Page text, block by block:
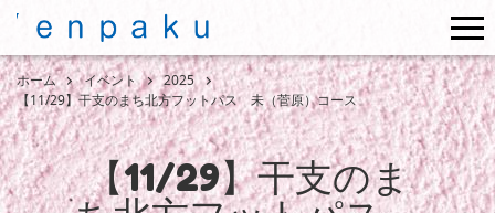
ホーム イベント
2025
【11/29】干支のまち北方フットパス 未（菅原）コース
【11/29】干支のま